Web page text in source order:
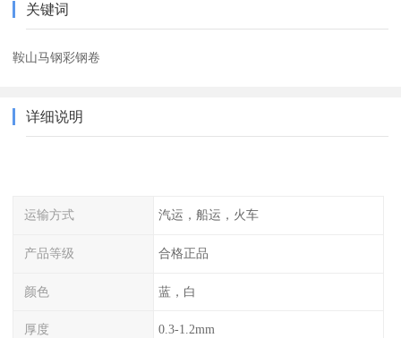
关键词
鞍山马钢彩钢卷
详细说明
运输方式 汽运，船运，火车
产品等级 合格正品
颜色 蓝，白
厚度 0.3-1.2mm